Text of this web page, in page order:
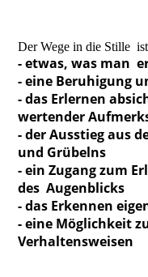
Der Wege in die Stille
- etwas, was man
- eine Beruhigung
- das Erlernen
wertender
- der Ausstieg aus
und Grübelns
- ein Zugang zum
des Augenblicks
- das Erkennen
- eine Möglichkeit
Verhaltensweisen